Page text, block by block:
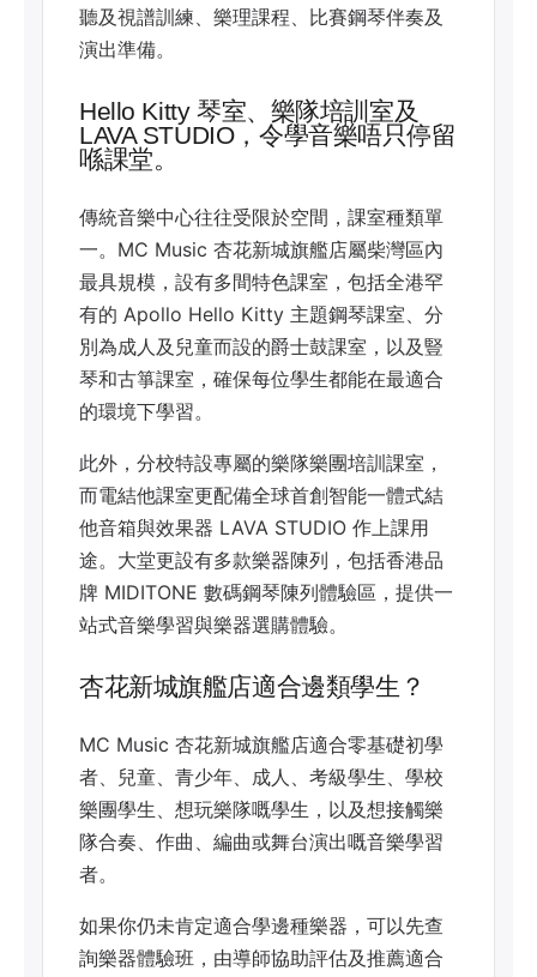
聽及視譜訓練、樂理課程、比賽鋼琴伴奏及
演出準備。
Hello Kitty 琴室、樂隊培訓室及
LAVA STUDIO，令學音樂唔只停留
喺課堂。
傳統音樂中心往往受限於空間，課室種類單
一。MC Music 杏花新城旗艦店屬柴灣區內
最具規模，設有多間特色課室，包括全港罕
有的 Apollo Hello Kitty 主題鋼琴課室、分
別為成人及兒童而設的爵士鼓課室，以及豎
琴和古箏課室，確保每位學生都能在最適合
的環境下學習。
此外，分校特設專屬的樂隊樂團培訓課室，
而電結他課室更配備全球首創智能一體式結
他音箱與效果器 LAVA STUDIO 作上課用
途。大堂更設有多款樂器陳列，包括香港品
牌 MIDITONE 數碼鋼琴陳列體驗區，提供一
站式音樂學習與樂器選購體驗。
杏花新城旗艦店適合邊類學生？
MC Music 杏花新城旗艦店適合零基礎初學
者、兒童、青少年、成人、考級學生、學校
樂團學生、想玩樂隊嘅學生，以及想接觸樂
隊合奏、作曲、編曲或舞台演出嘅音樂學習
者。
如果你仍未肯定適合學邊種樂器，可以先查
詢樂器體驗班，由導師協助評估及推薦適合